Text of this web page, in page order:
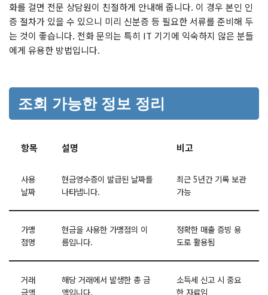
화를 걸면 전문 상담원이 친절하게 안내해 줍니다. 이 경우 본인 인
증 절차가 있을 수 있으니 미리 신분증 등 필요한 서류를 준비해 두
는 것이 좋습니다. 전화 문의는 특히 IT 기기에 익숙하지 않은 분들
에게 유용한 방법입니다.
조회 가능한 정보 정리
항목 설명 비고
사용
날짜
현금영수증이 발급된 날짜를
나타냅니다.
최근 5년간 기록 보관
가능
가맹
점명
현금을 사용한 가맹점의 이
름입니다.
정확한 매출 증빙 용
도로 활용됨
거래
금액
해당 거래에서 발생한 총 금
액입니다.
소득세 신고 시 중요
한 자료임